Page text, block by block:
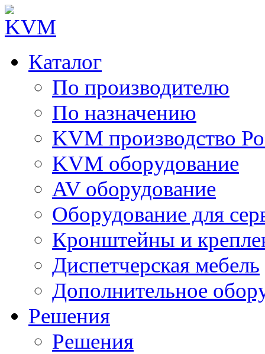
Каталог
По производителю
По назначению
KVM производство
KVM оборудование
AV оборудование
Оборудование для
Кронштейны и
Диспетчерская мебель
Дополнительное
Решения
Решения